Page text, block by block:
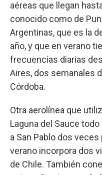
aéreas que llegan
conocido como de
Argentinas, que es la
año, y que en verano
frecuencias diarias
Aires, dos semanales
Córdoba.
Otra aerolínea que
Laguna del Sauce
a San Pablo dos
verano incorpora dos
de Chile. También